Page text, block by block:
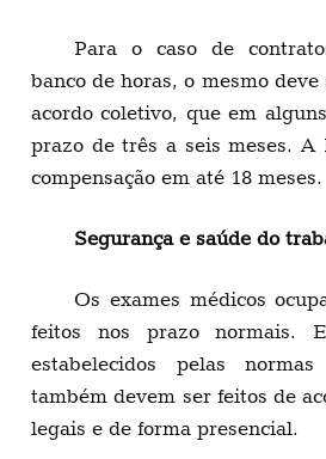
Para o caso de
banco de horas, o mesmo
acordo coletivo, que em
prazo de três a seis meses.
compensação em até 18 meses.
Segurança e saúde do
Os exames médicos
feitos nos prazo normais.
estabelecidos pelas normas
também devem ser feitos de
legais e de forma presencial.